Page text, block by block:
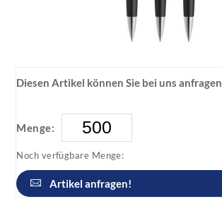
Diesen Artikel können Sie bei uns anfragen
Menge:
Noch verfügbare Menge:
Artikel anfragen!